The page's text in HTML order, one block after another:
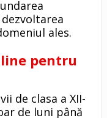
ales.
pentru
de clasa a XII-
de luni până